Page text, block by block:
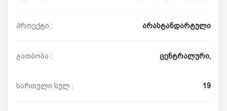
პროექტი : არასტანდარტული
გათბობა : ცენტრალური,
სართული სულ : 19